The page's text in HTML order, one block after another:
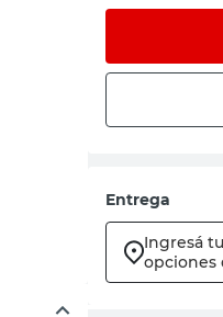
Entrega
Ingresá tu
opciones